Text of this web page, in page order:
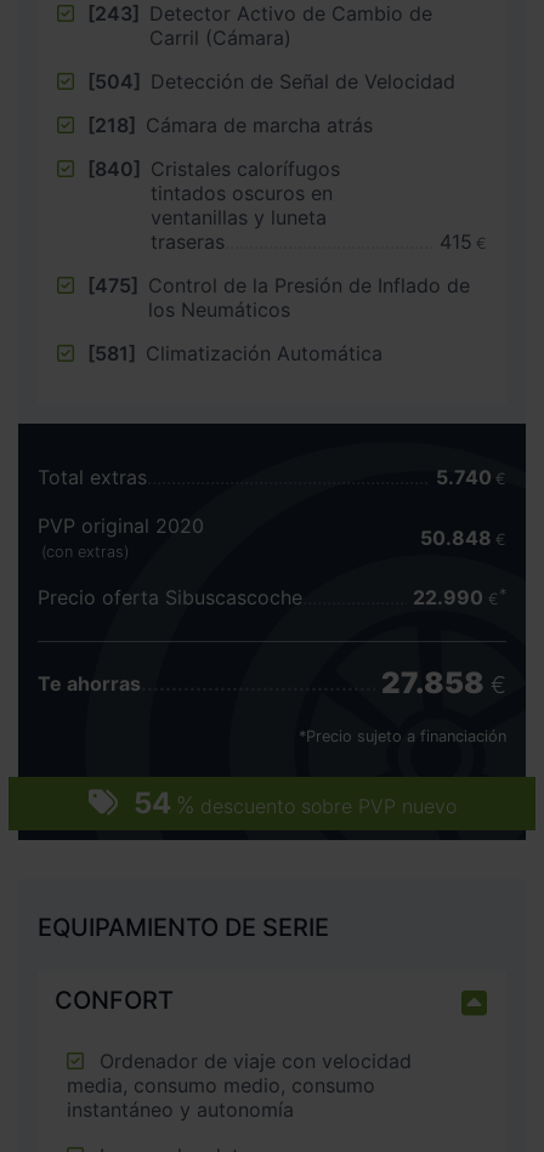
[243] Detector Activo de Cambio de
Carril (Cámara)
[504] Detección de Señal de Velocidad
[218] Cámara de marcha atrás
[840] Cristales calorífugos
tintados oscuros en
ventanillas y luneta
traseras
415 €
[475] Control de la Presión de Inflado de
los Neumáticos
[581] Climatización Automática
54 % descuento sobre PVP nuevo
Total extras 5.740 €
PVP original 2020
(con extras)
50.848 €
Precio oferta Sibuscascoche 22.990 €
Te ahorras 27.858 €
*Precio sujeto a financiación
EQUIPAMIENTO DE SERIE
CONFORT
media, consumo medio, consumo
instantáneo y autonomía